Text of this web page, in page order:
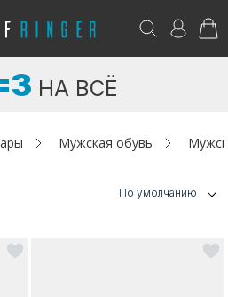
НА ВСЁ
Мужская обувь
По умолчанию